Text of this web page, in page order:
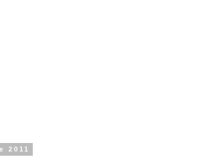
2011